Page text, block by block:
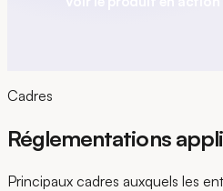
Cadres
Réglementations
Principaux cadres auxquels les